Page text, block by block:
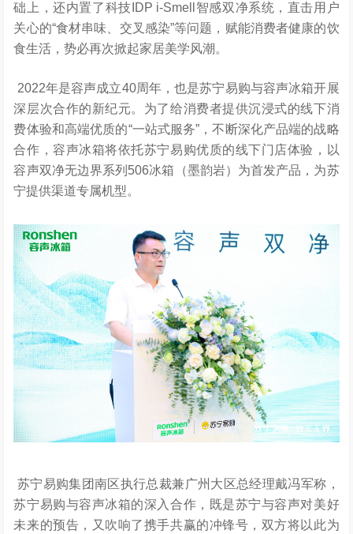
础上，还内置了科技IDP i-Smell智感双净系统，直击用户
关心的“食材串味、交叉感染”等问题，赋能消费者健康的饮
食生活，势必再次掀起家居美学风潮 。
2022年是容声成立40周年，也是苏宁易购与容声冰箱开展
深层次合作的新纪元。为了给消费者提供沉浸式的线下消
费体验和高端优质的“一站式服务”，不断深化产品端的战略
合作，容声冰箱将依托苏宁易购优质的线下门店体验，以
容声双净无边界系列506冰箱（墨韵岩）为首发产品，为苏
宁提供渠道专属机型。
苏宁易购集团南区执行总裁兼广州大区总经理戴冯军称，
苏宁易购与容声冰箱的深入合作，既是苏宁与容声对美好
未来的预告，又吹响了携手共赢的冲锋号，双方将以此为